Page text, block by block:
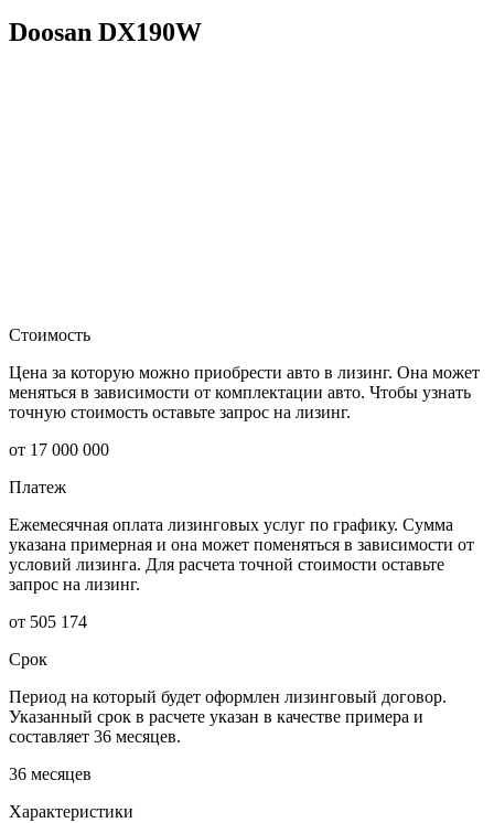
Doosan DX190W
Стоимость
Цена за которую можно приобрести авто в лизинг. Она может
меняться в зависимости от комплектации авто. Чтобы узнать
точную стоимость оставьте запрос на лизинг.
от 17 000 000
Платеж
Ежемесячная оплата лизинговых услуг по графику. Сумма
указана примерная и она может поменяться в зависимости от
условий лизинга. Для расчета точной стоимости оставьте
запрос на лизинг.
от 505 174
Срок
Период на который будет оформлен лизинговый договор.
Указанный срок в расчете указан в качестве примера и
составляет 36 месяцев.
36 месяцев
Характеристики